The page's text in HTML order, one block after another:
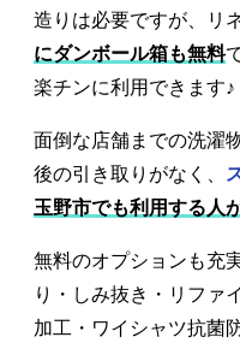
造りは必要ですが、リ
にダンボール箱も無料
楽チンに利用できます♪
面倒な店舗までの洗濯
後の引き取りがなく、
玉野市でも利用する人
無料のオプションも充
り・しみ抜き・リファ
加工・ワイシャツ抗菌